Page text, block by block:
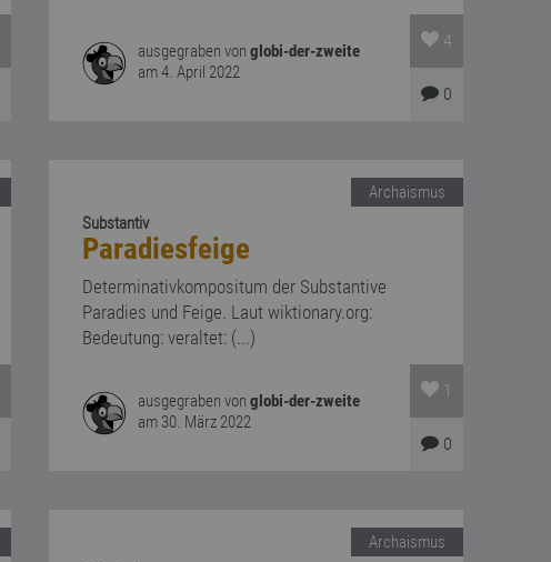
ausgegraben vonglobi-der-zweite
am 4. April 2022
4
0
Archaismus
Substantiv
Paradiesfeige
Determinativkompositum der Substantive
Paradies und Feige. Laut wiktionary.org:
Bedeutung: veraltet: (...)
ausgegraben vonglobi-der-zweite
am 30. März 2022
1
0
Archaismus